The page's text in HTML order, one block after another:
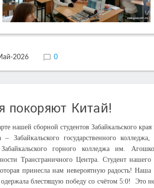
2026 0
покоряют Китай!
нашей сборной студентов Забайкальского
государственного колледжа,
Забайкальского горного колледжа им.
Трансграничного Центра. Студент
принесла нам невероятную радость!
блестящую победу со счётом 5:0! Это